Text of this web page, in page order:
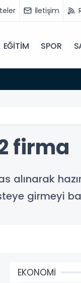
İletişim
EĞİTİM SPOR
firma
alınarak
girmeyi
EKONOMİ